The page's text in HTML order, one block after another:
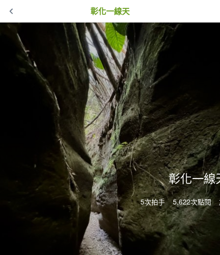
彰化一線天
彰化一線
5次拍手 5,622次點閱